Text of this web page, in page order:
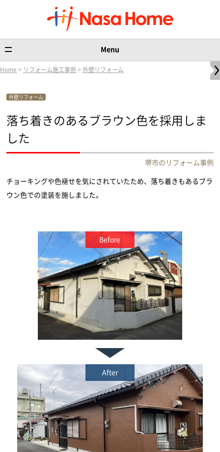
Menu
Home > リフォーム施工事例 > 外壁リフォーム
外壁リフォーム
落ち着きのあるブラウン色を採用しま
した
堺市のリフォーム事例
チョーキングや色褪せを気にされていたため、落ち着きもあるブラ
ウン色での塗装を施しました。